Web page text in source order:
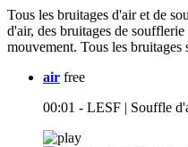
Tous les bruitages d'air et de
d'air, des bruitages de
mouvement. Tous les bruitages
air free
00:01 - LESF | Souffle